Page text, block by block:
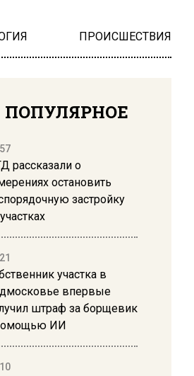
ПРОИСШЕСТВИЯ
ПОПУЛЯРНОЕ
рассказали о
остановить
застройку
участка в
впервые
штраф за борщевик
ИИ